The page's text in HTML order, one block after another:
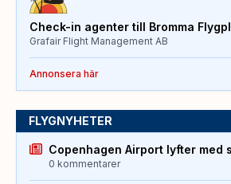
Check-in agenter till Bromma
Grafair Flight Management AB
Annonsera här
FLYGNYHETER
Copenhagen Airport lyfter med
0 kommentarer